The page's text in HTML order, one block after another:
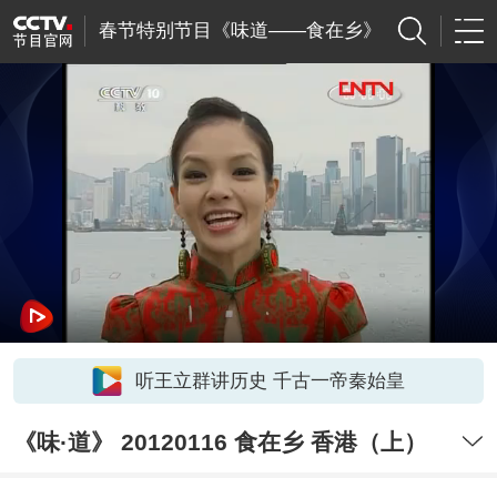
春节特别节目《味道――食在乡》
听王立群讲历史 千古一帝秦始皇
《味·道》 20120116 食在乡 香港（上）